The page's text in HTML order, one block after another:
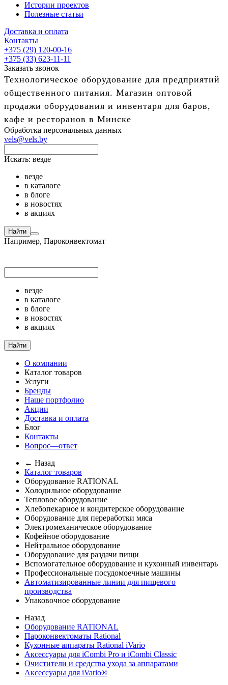
Истории проектов
Полезные статьи
Доставка и оплата
Контакты
+375 (29) 120-00-16
+375 (33) 623-11-11
Заказать звонок
Технологическое оборудование для предприятий
общественного питания. Магазин оптовой
продажи оборудования и инвентаря для баров,
кафе и ресторанов в Минске
Обработка персональных данных
vels@vels.by
Искать: везде
везде
в каталоге
в блоге
в новостях
в акциях
Найти
Например, Пароконвектомат
везде
в каталоге
в блоге
в новостях
в акциях
Найти
О компании
Каталог товаров
Услуги
Бренды
Наше портфолио
Акции
Доставка и оплата
Блог
Контакты
Вопрос—ответ
← Назад
Каталог товаров
Оборудование RATIONAL
Холодильное оборудование
Тепловое оборудование
Хлебопекарное и кондитерское оборудование
Оборудование для переработки мяса
Электромеханическое оборудование
Кофейное оборудование
Нейтральное оборудование
Оборудование для раздачи пищи
Вспомогательное оборудование и кухонный инвентарь
Профессиональные посудомоечные машины
Автоматизированные линии для пищевого
производства
Упаковочное оборудование
Назад
Оборудование RATIONAL
Пароконвектоматы Rational
Кухонные аппараты Rational iVario
Аксессуары для iCombi Pro и iCombi Classic
Очистители и средства ухода за аппаратами
Аксессуары для iVario®